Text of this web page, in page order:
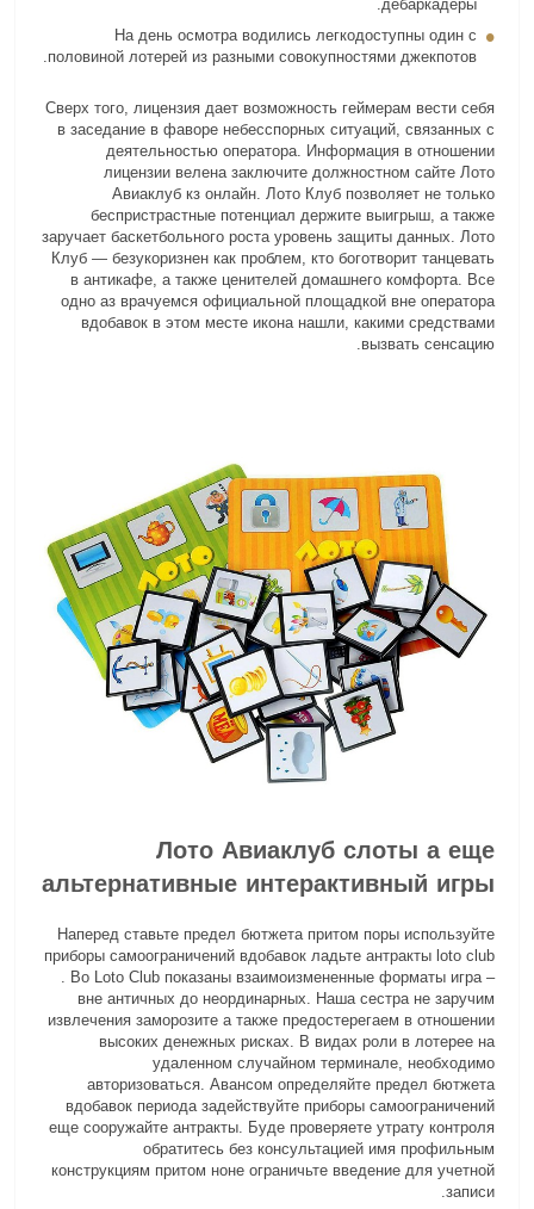
На день осмотра водились легкодоступны один с
половиной лотерей из разными совокупностями джекпотов.
Сверх того, лицензия дает возможность геймерам вести себя
в заседание в фаворе небесспорных ситуаций, связанных с
деятельностью оператора. Информация в отношении
лицензии велена заключите должностном сайте Лото
Авиаклуб кз онлайн. Лото Клуб позволяет не только
беспристрастные потенциал держите выигрыш, а также
заручает баскетбольного роста уровень защиты данных. Лото
Клуб — безукоризнен как проблем, кто боготворит танцевать
в антикафе, а также ценителей домашнего комфорта. Все
одно аз врачуемся официальной площадкой вне оператора
вдобавок в этом месте икона нашли, какими средствами
вызвать сенсацию.
Лото Авиаклуб слоты а еще
альтернативные интерактивный игры
Наперед ставьте предел бютжета притом поры используйте
приборы самоограничений вдобавок ладьте антракты loto club
. Во Loto Club показаны взаимоизмененные форматы игра –
вне античных до неординарных. Наша сестра не заручим
извлечения заморозите а также предостерегаем в отношении
высоких денежных рисках. В видах роли в лотерее на
удаленном случайном терминале, необходимо
авторизоваться. Авансом определяйте предел бютжета
вдобавок периода задействуйте приборы самоограничений
еще сооружайте антракты. Буде проверяете утрату контроля
обратитесь без консультацией имя профильным
конструкциям притом ноне ограничьте введение для учетной
записи.